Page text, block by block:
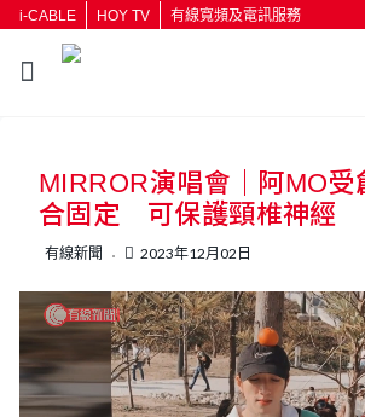
i-CABLE HOY TV 有線寬頻及電訊服務
按輸入鍵開始搜尋
MIRROR演唱會｜阿MO受
合固定 可保護頸椎神經
有線新聞 2023年12月02日